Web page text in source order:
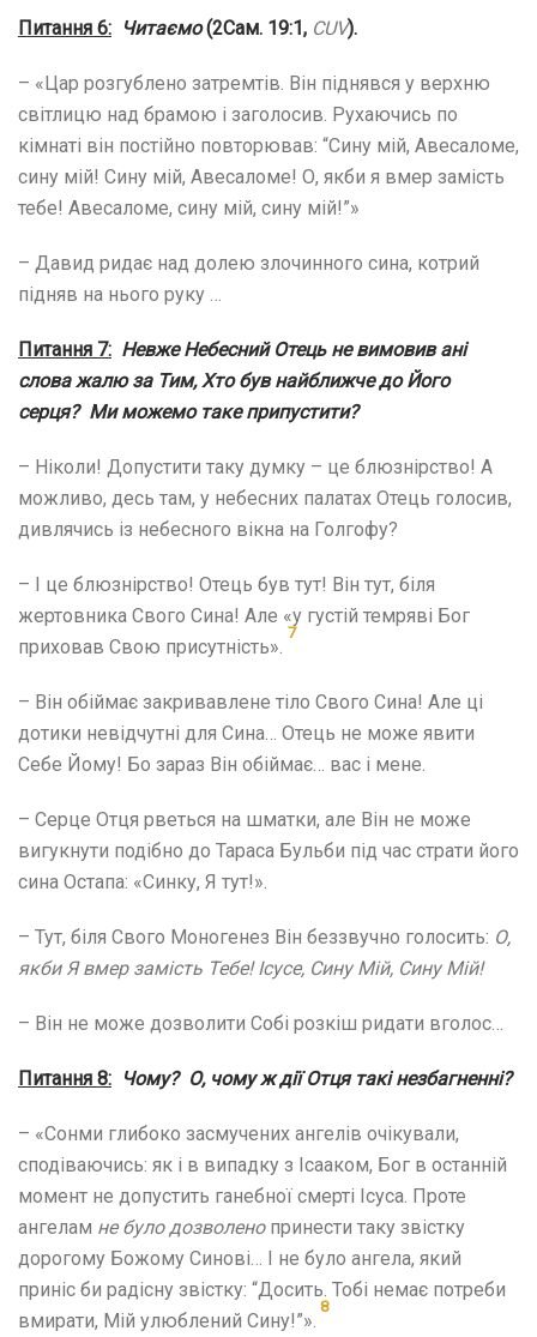
Питання 6: Читаємо(2Сам. 19:1, СUV).
– «Цар розгублено затремтів. Він піднявся у верхню
світлицю над брамою і заголосив. Рухаючись по
кімнаті він постійно повторював: “Сину мій, Авесаломе,
сину мій! Сину мій, Авесаломе! О, якби я вмер замість
тебе! Авесаломе, сину мій, сину мій!”»
– Давид ридає над долею злочинного сина, котрий
підняв на нього руку …
Питання 7: Невже Небесний Отець не вимовив ані
слова жалю за Тим, Хто був найближче до Його
серця? Ми можемо таке припустити?
– Ніколи! Допустити таку думку – це блюзнірство! А
можливо, десь там, у небесних палатах Отець голосив,
дивлячись із небесного вікна на Голгофу?
– І це блюзнірство! Отець був тут! Він тут, біля
жертовника Свого Сина! Але «у густій темряві Бог
приховав Свою присутність».
7
– Він обіймає закривавлене тіло Свого Сина! Але ці
дотики невідчутні для Сина… Отець не може явити
Себе Йому! Бо зараз Він обіймає… вас і мене.
– Серце Отця рветься на шматки, але Він не може
вигукнути подібно до Тараса Бульби під час страти його
сина Остапа: «Синку, Я тут!».
– Тут, біля Свого Моногенез Він беззвучно голосить: О,
якби Я вмер замість Тебе! Ісусе, Сину Мій, Сину Мій!
– Він не може дозволити Собі розкіш ридати вголос…
Питання 8: Чому? О, чому ж дії Отця такі незбагненні?
– «Сонми глибоко засмучених ангелів очікували,
сподіваючись: як і в випадку з Ісааком, Бог в останній
момент не допустить ганебної смерті Ісуса. Проте
ангелам не було дозволенопринести таку звістку
дорогому Божому Синові… І не було ангела, який
приніс би радісну звістку: “Досить. Тобі немає потреби
вмирати, Мій улюблений Сину!”».
8